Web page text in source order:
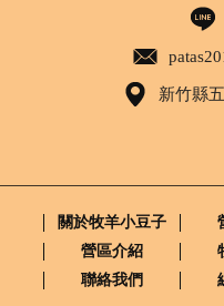
新竹縣
關於牧羊小豆子
營區介紹
聯絡我們